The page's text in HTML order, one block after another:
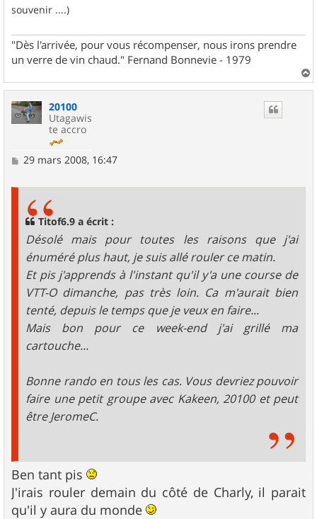
g
e
souvenir ....)
"Dès l'arrivée, pour vous récompenser, nous irons prendre
un verre de vin chaud." Fernand Bonnevie - 1979
a
20100
Utagawis
te accro
M
29 mars 2008, 16:47
Titof6.9 a écrit :
Désolé mais pour toutes les raisons que j'ai
énuméré plus haut, je suis allé rouler ce matin.
Et pis j'apprends à l'instant qu'il y'a une course de
VTT-O dimanche, pas très loin. Ca m'aurait bien
tenté, depuis le temps que je veux en faire...
Mais bon pour ce week-end j'ai grillé ma
cartouche...
Bonne rando en tous les cas. Vous devriez pouvoir
faire une petit groupe avec Kakeen, 20100 et peut
être JeromeC.
Ben tant pis
J'irais rouler demain du côté de Charly, il parait
qu'il y aura du monde